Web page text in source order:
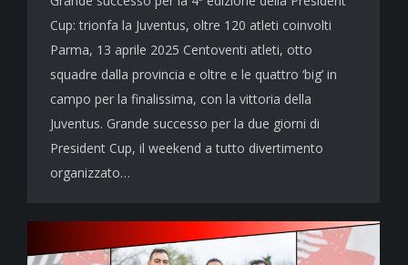
Cup: trionfa la Juventus, oltre 120 atleti coinvolti
Parma, 13 aprile 2025 Centoventi atleti, otto
squadre dalla provincia e oltre e le quattro ‘big’ in
campo per la finalissima, con la vittoria della
Juventus. Grande successo per la due giorni di
President Cup, il weekend a tutto divertimento
organizzato…